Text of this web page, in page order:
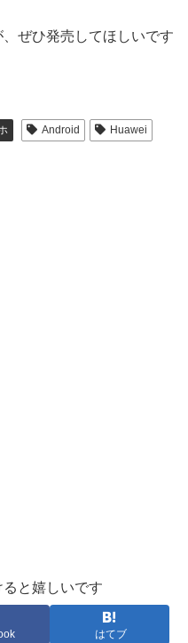
ぜひ発売してほしいです
Android Huawei
と嬉しいです
はてブ